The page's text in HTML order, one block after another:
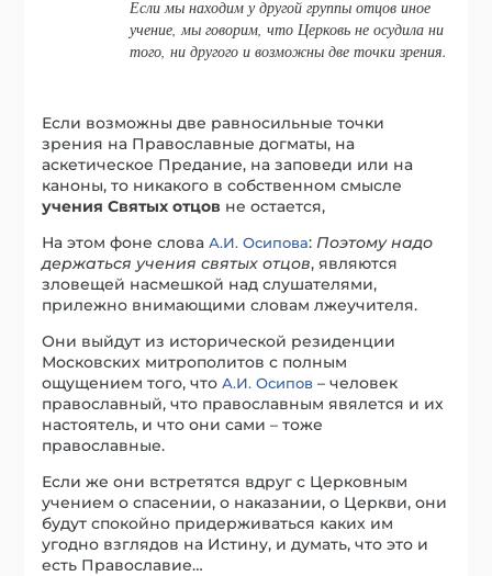
Если мы находим у другой группы отцов иное
учение, мы говорим, что Церковь не осудила ни
того, ни другого и возможны две точки зрения.
Если возможны две равносильные точки
зрения на Православные догматы, на
аскетическое Предание, на заповеди или на
каноны, то никакого в собственном смысле
учения Святых отцов не остается,
На этом фоне словаА.И. Осипова: Поэтому надо
держаться учения святых отцов, являются
зловещей насмешкой над слушателями,
прилежно внимающими словам лжеучителя.
Они выйдут из исторической резиденции
Московских митрополитов с полным
ощущением того, чтоА.И. Осипов – человек
православный, что православным явялется и их
настоятель, и что они сами – тоже
православные.
Если же они встретятся вдруг с Церковным
учением о спасении, о наказании, о Церкви, они
будут спокойно придерживаться каких им
угодно взглядов на Истину, и думать, что это и
есть Православие…